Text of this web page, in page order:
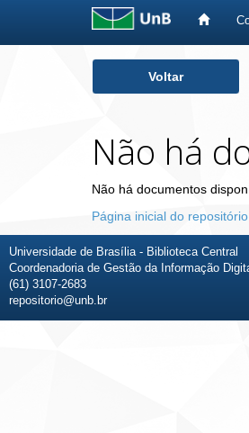
Voltar
Não há
Não há documentos
Página inicial do repositório
Universidade de Brasília - Biblioteca Central
Coordenadoria de Gestão da Informação
(61) 3107-2683
repositorio@unb.br